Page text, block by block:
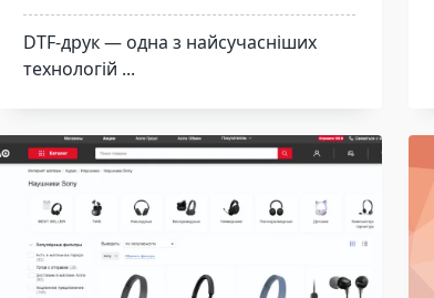
DTF-друк — одна з найсучасніших
технологій ...